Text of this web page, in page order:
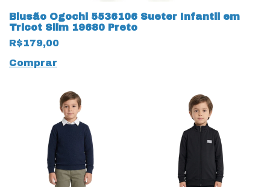
Blusão Ogochi 5536106 Sueter Infantil em
Tricot Slim 19680 Preto
R$179,00
Comprar